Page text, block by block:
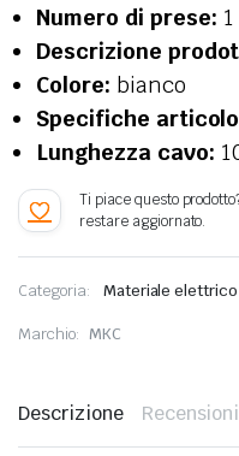
Numero di prese: 1
Descrizione
Colore: bianco
Specifiche
Lunghezza cavo:
Categoria: Materiale elettrico
Marchio: MKC
Descrizione